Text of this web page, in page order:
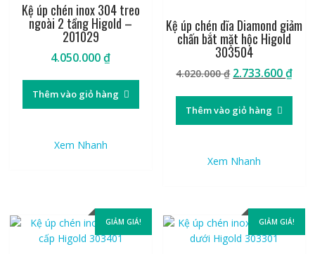
Kệ úp chén inox 304 treo
ngoài 2 tầng Higold –
201029
4.050.000₫
Thêm vào giỏ hàng
Xem Nhanh
Kệ úp chén dĩa Diamond giảm
chấn bắt mặt hộc Higold
303504
4.020.000₫ Giá
là:
4.020.000 ₫.
2.733.600₫Giá
Thêm vào giỏ hàng
Xem Nhanh
GIẢM GIÁ! GIẢM GIÁ!